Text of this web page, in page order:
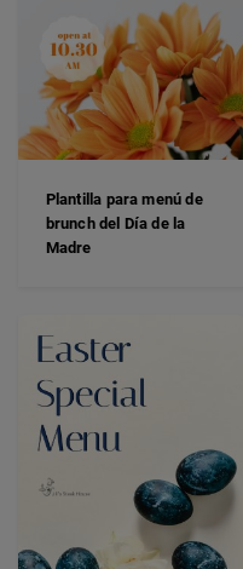
Plantilla para menú de
brunch del Día de la
Madre